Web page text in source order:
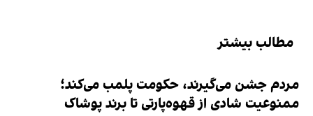
مطالب بیشتر
مردم جشن می‌گیرند، حکومت پلمب می‌کند؛
ممنوعیت شادی از قهوه‌پارتی تا برند پوشاک